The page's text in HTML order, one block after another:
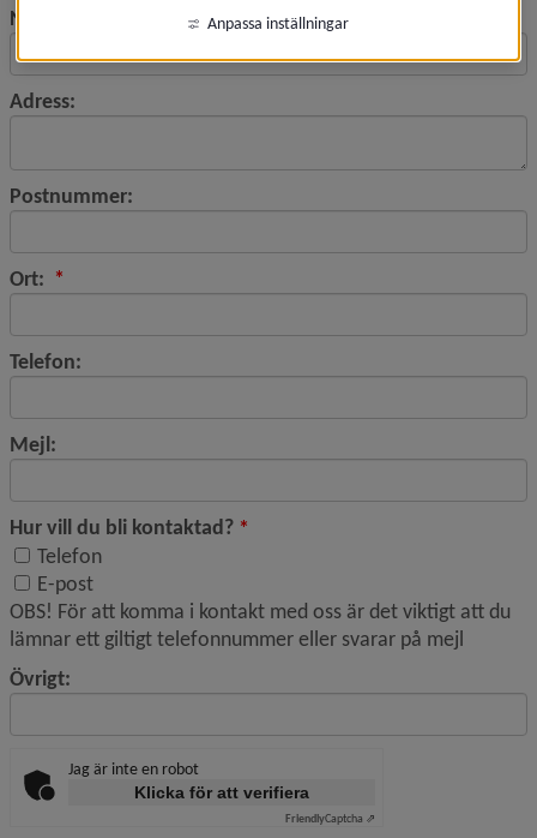
Namn:
Adress:
Postnummer:
Ort: *
Telefon:
Mejl:
Hur vill du bli kontaktad? *
Hur vill du bli kontaktad?
Telefon
E-post
OBS! För att komma i kontakt med oss är det viktigt att du
lämnar ett giltigt telefonnummer eller svarar på mejl
Övrigt:
Jag är inte en robot
Klicka för att verifiera
FriendlyCaptcha ⇗
Anpassa inställningar